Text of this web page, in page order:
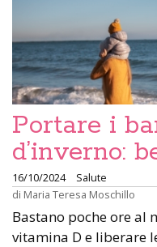
Portare i
d’inverno:
16/10/2024
Salute
di Maria Teresa Moschillo
Bastano poche ore al
vitamina D e liberare